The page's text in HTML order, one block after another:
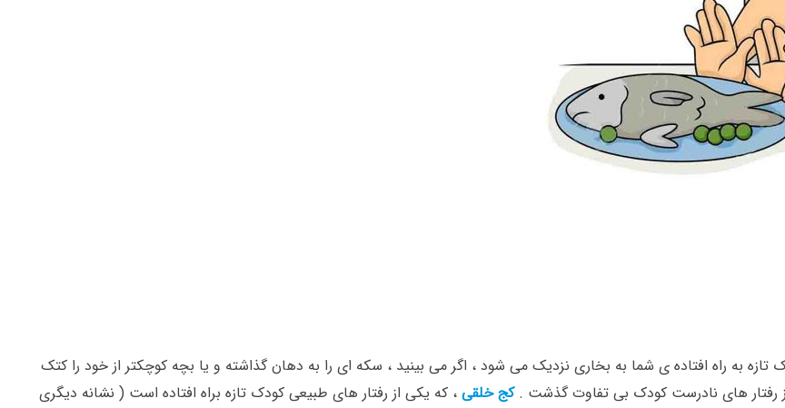
به راه افتاده ی شما به بخاری نزدیک می شود ، اگر می بینید ، سکه ای را به دهان گذاشته و یا بچه کوچکتر از خود را کتک
رفتار های نادرست کودک بی تفاوت گذشت .کج خلقی ، که یکی از رفتار های طبیعی کودک تازه براه افتاده است ( نشانه دیگری